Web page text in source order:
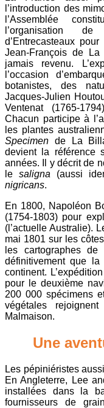
l’introduction des
l’Assemblée
l’organisation
d’Entrecasteaux
Jean-François de
jamais revenu.
l’occasion
botanistes, des
Jacques-Julien
Ventenat (1765-
Chacun participe à
les plantes
Specimen de La
devient la référence
années. Il y décrit de
le saligna (aussi
nigricans.
En 1800, Napoléon
(1754-1803) pour
(l’actuelle Australie).
mai 1801 sur les
les cartographes de
définitivement que
continent.
pour le deuxième
200 000 spécimens
végétales
Malmaison.
Une
Les pépiniéristes
En Angleterre, Lee
installées dans la
fournisseurs de